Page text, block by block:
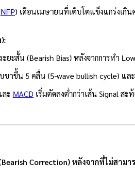
NFP) เดือนเมษายนที่เติบโตแข็งแกร่งเกิ
ะสั้น (Bearish Bias) หลังจากการทำ
ขาขึ้น 5 คลื่น (5-wave bullish cycle) แล
ะ MACD เริ่มตัดลงต่ำกว่าเส้น Signal ส
Correction) หลังจากที่ไม่ส